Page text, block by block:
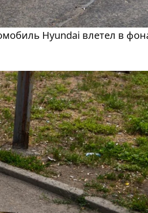
Hyundai влетел в